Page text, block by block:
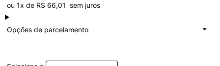
ou 1x de R$ 66,01  sem juros
Opções de parcelamento
à vistaR$ 66,01
Total: R$ 66,01